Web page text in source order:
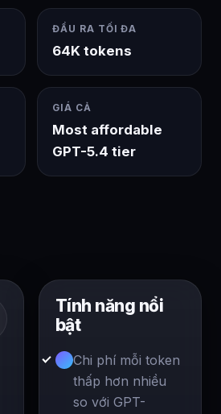
ĐẦU RA TỐI ĐA
64K tokens
GIÁ CẢ
Most affordable
GPT-5.4 tier
Tính năng nổi
bật
Chi phí mỗi token
thấp hơn nhiều
so với GPT-